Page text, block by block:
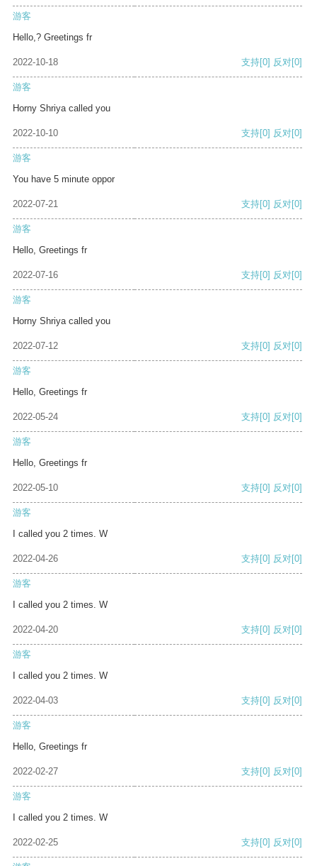
游客
Hello,? Greetings fr
2022-10-18 支持[0] 反对[0]
游客
Horny Shriya called you
2022-10-10 支持[0] 反对[0]
游客
You have 5 minute oppor
2022-07-21 支持[0] 反对[0]
游客
Hello, Greetings fr
2022-07-16 支持[0] 反对[0]
游客
Horny Shriya called you
2022-07-12 支持[0] 反对[0]
游客
Hello, Greetings fr
2022-05-24 支持[0] 反对[0]
游客
Hello, Greetings fr
2022-05-10 支持[0] 反对[0]
游客
I called you 2 times. W
2022-04-26 支持[0] 反对[0]
游客
I called you 2 times. W
2022-04-20 支持[0] 反对[0]
游客
I called you 2 times. W
2022-04-03 支持[0] 反对[0]
游客
Hello, Greetings fr
2022-02-27 支持[0] 反对[0]
游客
I called you 2 times. W
2022-02-25 支持[0] 反对[0]